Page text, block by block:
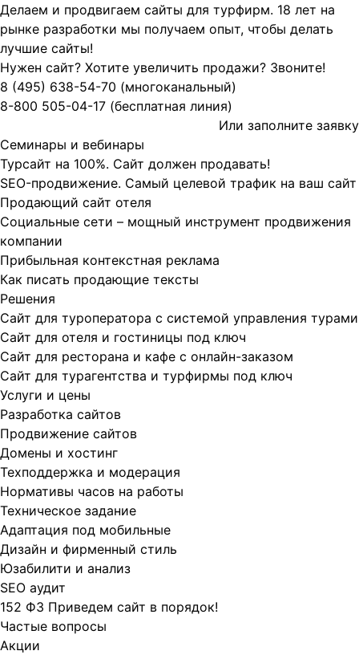
Делаем и продвигаем сайты для турфирм. 18 лет на
рынке разработки мы получаем опыт, чтобы делать
лучшие сайты!
Нужен сайт? Хотите увеличить продажи? Звоните!
8 (495) 638-54-70 (многоканальный)
8-800 505-04-17 (бесплатная линия)
Или заполните заявку
Семинары и вебинары
Турсайт на 100%. Сайт должен продавать!
SEO-продвижение. Самый целевой трафик на ваш сайт
Продающий сайт отеля
Социальные сети – мощный инструмент продвижения
компании
Прибыльная контекстная реклама
Как писать продающие тексты
Решения
Сайт для туроператора с системой управления турами
Сайт для отеля и гостиницы под ключ
Сайт для ресторана и кафе с онлайн-заказом
Сайт для турагентства и турфирмы под ключ
Услуги и цены
Разработка сайтов
Продвижение сайтов
Домены и хостинг
Техподдержка и модерация
Нормативы часов на работы
Техническое задание
Адаптация под мобильные
Дизайн и фирменный стиль
Юзабилити и анализ
SEO аудит
152 ФЗ Приведем сайт в порядок!
Частые вопросы
Акции